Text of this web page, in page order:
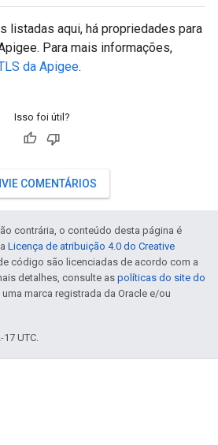
listadas aqui, há propriedades para
Para mais informações,
da Apigee.
Isso foi útil?
COMENTÁRIOS
contrária, o conteúdo desta página é
Licença de atribuição 4.0 do Creative
código são licenciadas de acordo com a
detalhes, consulte as políticas do site do
uma marca registrada da Oracle e/ou
UTC.